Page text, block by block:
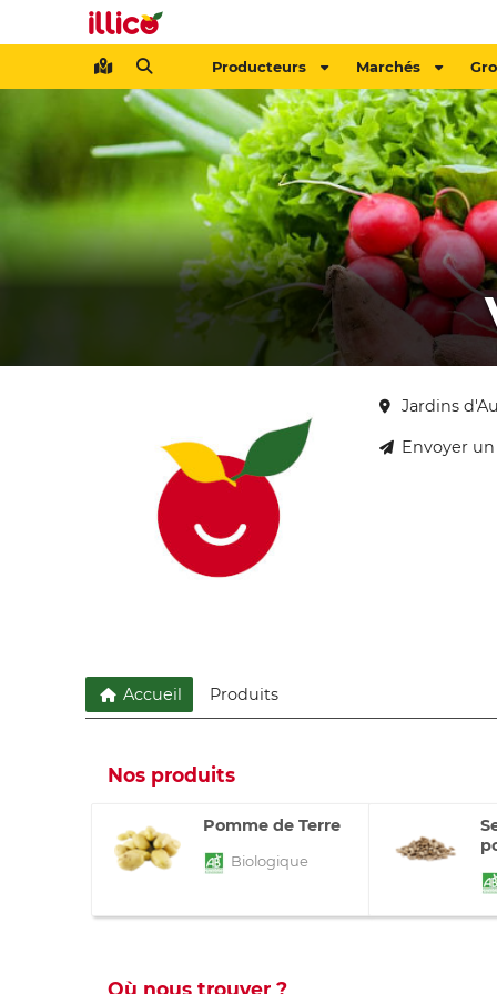
Producteurs Marchés
Jardins
Envoyer
Accueil Produits
Nos produits
Pomme de Terre
Biologique
Où nous trouver ?